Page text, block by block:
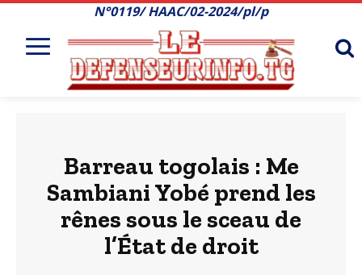
N°0119/ HAAC/02-2024/pl/p
Barreau togolais : Me
Sambiani Yobé prend les
rênes sous le sceau de
l’État de droit